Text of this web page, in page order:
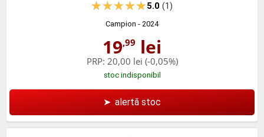
5.0(1)
Campion - 2024
19,99 lei
PRP: 20,00 lei (-0,05%)
stoc indisponibil
➤ alertă stoc